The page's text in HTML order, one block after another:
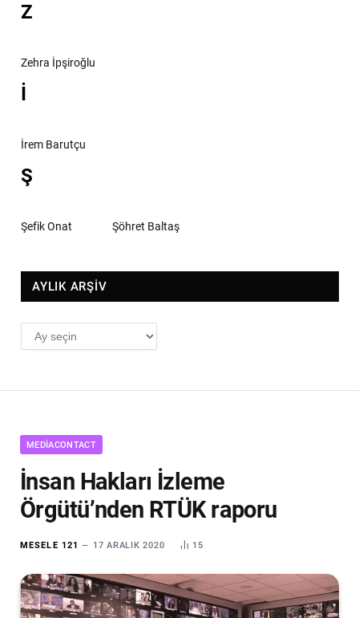
Z
Zehra İpşiroğlu
İ
İrem Barutçu
Ş
Şefik Onat Şöhret Baltaş
AYLIK ARŞİV
AYLIK
ARŞİV
MEDIACONTACT
İnsan Hakları İzleme
Örgütü’nden RTÜK raporu
MESELE 121 17 ARALIK 2020 15